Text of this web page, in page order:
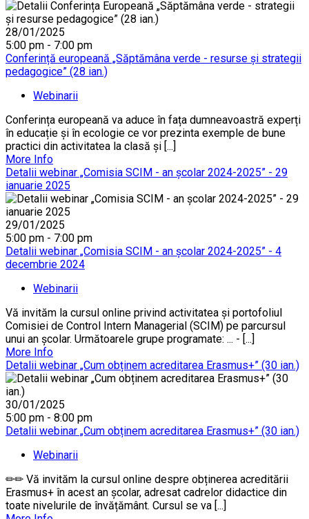
28/01/2025
5:00 pm - 7:00 pm
Conferință europeană „Săptămâna verde - resurse și strategii
pedagogice” (28 ian.)
Webinarii
Conferința europeană va aduce în fața dumneavoastră experți
în educație și în ecologie ce vor prezinta exemple de bune
practici din activitatea la clasă și [...]
More Info
Detalii webinar „Comisia SCIM - an școlar 2024-2025” - 29
ianuarie 2025
29/01/2025
5:00 pm - 7:00 pm
Detalii webinar „Comisia SCIM - an școlar 2024-2025” - 4
decembrie 2024
Webinarii
Vă invităm la cursul online privind activitatea și portofoliul
Comisiei de Control Intern Managerial (SCIM) pe parcursul
unui an școlar. Următoarele grupe programate: ... - [...]
More Info
Detalii webinar „Cum obținem acreditarea Erasmus+” (30 ian.)
30/01/2025
5:00 pm - 8:00 pm
Detalii webinar „Cum obținem acreditarea Erasmus+” (30 ian.)
Webinarii
✏✏ Vă invităm la cursul online despre obținerea acreditării
Erasmus+ în acest an școlar, adresat cadrelor didactice din
toate nivelurile de învățământ. Cursul se va [...]